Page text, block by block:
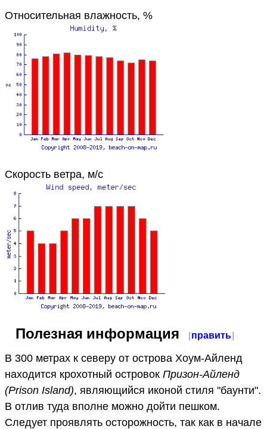
Относительная влажность, %
Скорость ветра, м/с
Полезная информация [править]
В 300 метрах к северу от острова Хоум-Айленд
находится крохотный островок Призон-Айленд
(Prison Island), являющийся иконой стиля "баунти".
В отлив туда вполне можно дойти пешком.
Следует проявлять осторожность, так как в начале